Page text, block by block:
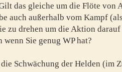
das gleiche um die Flöte von
auch außerhalb vom Kampf
zu drehen um die Aktion
Sie genug WP hat?
Schwächung der Helden (im